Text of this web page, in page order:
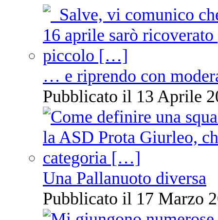
… e riprendo con
Pubblicato il 13 Aprile
Una Pallanuoto diversa
Pubblicato il 17 Marzo